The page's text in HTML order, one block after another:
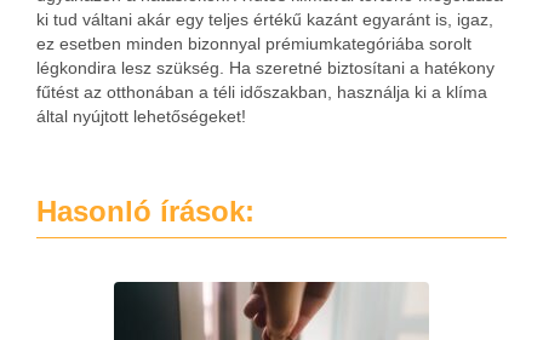
ki tud váltani akár egy teljes értékű kazánt egyaránt is, igaz,
ez esetben minden bizonnyal prémiumkategóriába sorolt
légkondira lesz szükség. Ha szeretné biztosítani a hatékony
fűtést az otthonában a téli időszakban, használja ki a klíma
által nyújtott lehetőségeket!
Hasonló írások: